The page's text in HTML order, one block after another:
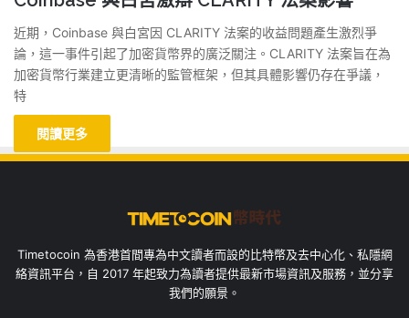
近期，Coinbase 與白宮因 CLARITY 法案的收益問題產生激烈爭
論，這一事件引起了加密貨幣界的廣泛關注。CLARITY 法案旨在為
加密貨幣行業建立更清晰的監管框架，但其具體影響仍存在爭議，
特
閱讀更多
Timetocoin 為香港首間專為中文讀者而設的比特幣及去中心化、私隱網
絡資訊平台，自 2017 年起致力為讀者提供最新市場資訊及服務，並分享
我們的願景。